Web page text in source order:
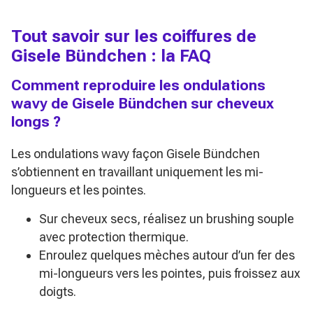
Tout savoir sur les coiffures de
Gisele Bündchen : la FAQ
Comment reproduire les ondulations
wavy de Gisele Bündchen sur cheveux
longs ?
Les ondulations wavy façon Gisele Bündchen
s’obtiennent en travaillant uniquement les mi-
longueurs et les pointes.
Sur cheveux secs, réalisez un brushing souple
avec protection thermique.
Enroulez quelques mèches autour d’un fer des
mi-longueurs vers les pointes, puis froissez aux
doigts.